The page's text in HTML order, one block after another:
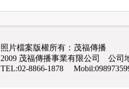
照片檔案版權所有：茂福傳播
2009 茂福傳播事業有限公司 公司
TEL:02-8866-1878